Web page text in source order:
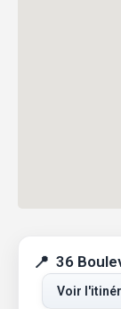
36
Voir